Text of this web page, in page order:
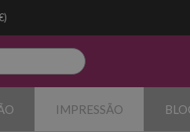
IMPRESSÃO